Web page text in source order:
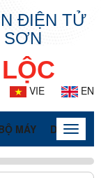
ĐIỆN TỬ
SƠN
VIE EN
MÁY DOANH
Toggle